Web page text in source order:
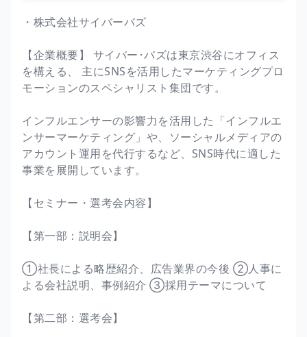
・株式会社サイバーバズ
【企業概要】 サイバー･バズは東京渋谷にオフィス
を構える、 主にSNSを活用したマーケティングプロ
モーションのスペシャリスト集団です。
インフルエンサーの影響力を活用した「インフルエ
ンサーマーケティング」や、ソーシャルメディアの
アカウント運用を代行するなど、SNS時代に適した
事業を展開しています。
【セミナー・選考会内容】
【第一部：説明会】
①社長による略歴紹介、広告業界の今後 ②人事に
よる会社説明、事例紹介 ③採用テーマについて
【第二部：選考会】